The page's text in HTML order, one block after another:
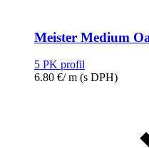
Meister Medium
5 PK profil
6.80 €/ m (s DPH)